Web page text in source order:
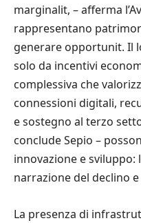
marginalit, – afferma
rappresentano
generare opportunit. Il
solo da incentivi
complessiva che
connessioni digitali,
e sostegno al terzo
conclude Sepio –
innovazione e sviluppo:
narrazione del declino
La presenza di